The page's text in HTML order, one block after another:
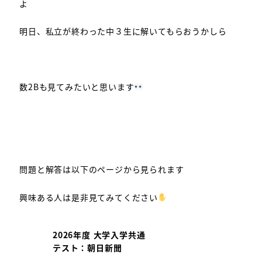
よ
明日、私立が終わった中３生に解いてもらおうかしら
数2Bも見てみたいと思います
問題と解答は以下のページから見られます
興味ある人は是非見てみてください
2026年度 大学入学共通
テスト：朝日新聞